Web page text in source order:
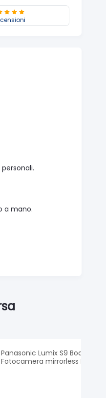
a mano.
Panasonic Lumix S9 Body
Fotocamera mirrorless DC-S9